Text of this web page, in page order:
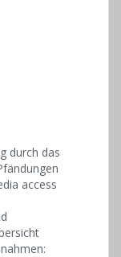
durch das
access